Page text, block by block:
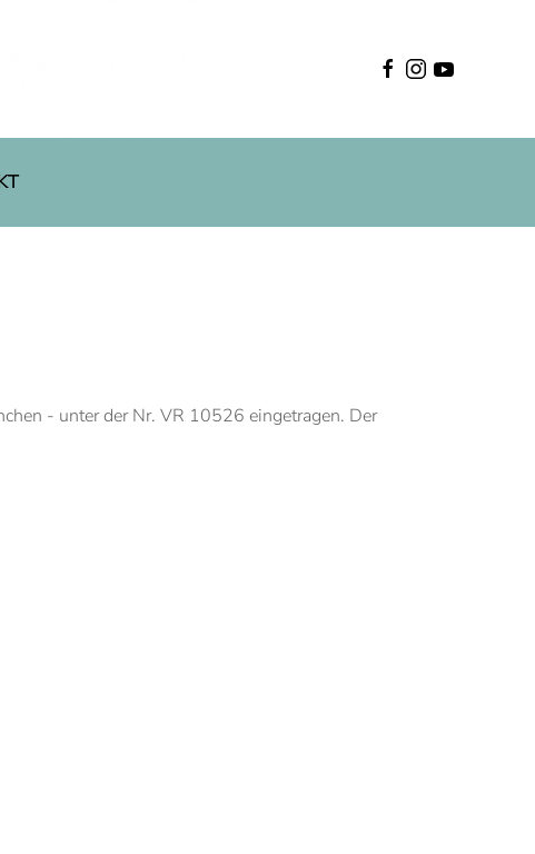
- unter der Nr. VR 10526 eingetragen. Der